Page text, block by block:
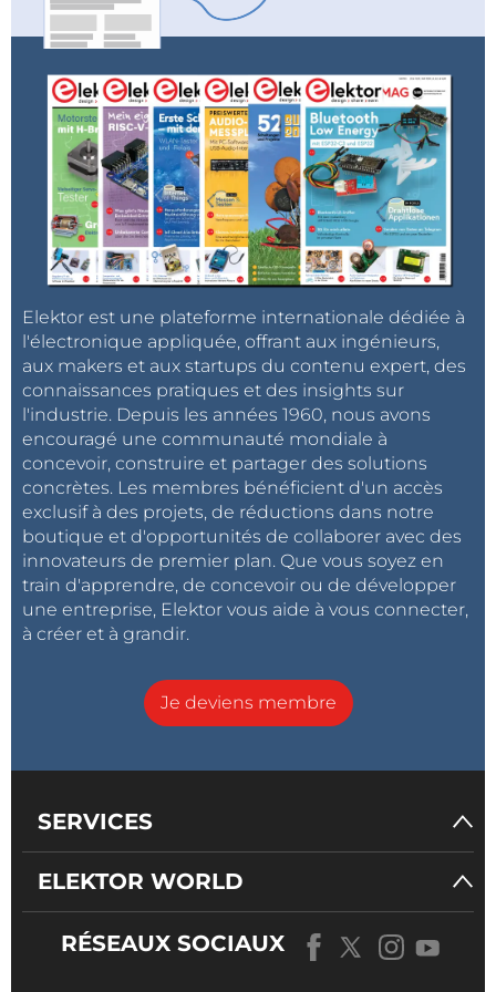
2023: L'odyssée IA: Débuter avec l'interpréteur
de code ChatGPT
Puits de courant réglable avec générateur
d'horloge intégré: Test des alimentations,
convertisseurs de tension et batteries
Deux nouvelles cartes Arduino UNO R4: Minima
et WiFi
Potentiomètres Logarithmiques: Ils sont
exponentiels !
Carte d'interface pour pilote de moteur: Un BoB
pour un pilote de moteur à courant continu de 5
A avec une taille de 3×3 mm
Expérience de vie: L'électronique dangereuse
Récepteur de signal horaire SDR
Pertes en courant alternatif dans les
composants magnétiques: Évitez la surchauffe
des inductances !
Optimiser son déploiement dans le nuage grâce
aux appareils de mesure
fréquences jusqu'à 1 GHz
Relais à verrouillage: Drôle de composants, la
Conception d'un récepteur de signal horaire
Directive sur la diligence raisonnable: Business
Débuter en Électronique: Amplification de
tension
Elektor est une plateforme internationale dédiée à
l'électronique appliquée, offrant aux ingénieurs,
aux makers et aux startups du contenu expert, des
connaissances pratiques et des insights sur
l'industrie. Depuis les années 1960, nous avons
encouragé une communauté mondiale à
concevoir, construire et partager des solutions
concrètes. Les membres bénéficient d'un accès
exclusif à des projets, de réductions dans notre
boutique et d'opportunités de collaborer avec des
innovateurs de premier plan. Que vous soyez en
train d'apprendre, de concevoir ou de développer
une entreprise, Elektor vous aide à vous connecter,
à créer et à grandir.
Je deviens membre
SERVICES
ELEKTOR WORLD
RÉSEAUX SOCIAUX